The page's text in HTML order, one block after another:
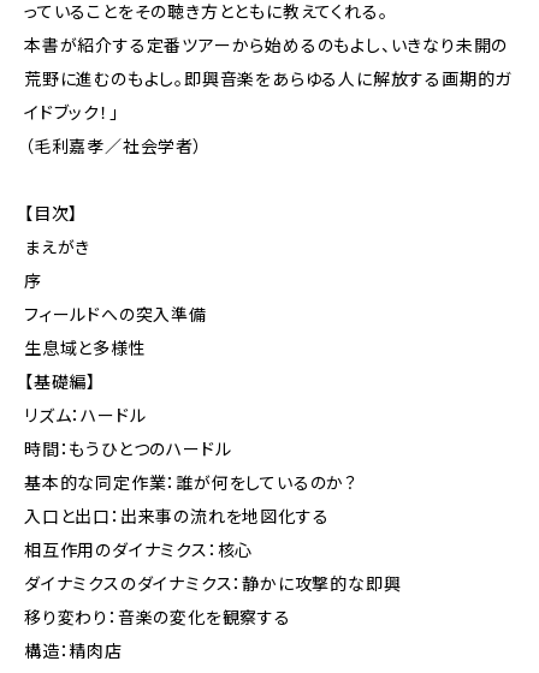
っていることをその聴き方とともに教えてくれる。
本書が紹介する定番ツアーから始めるのもよし、いきなり未開の
荒野に進むのもよし。即興音楽をあらゆる人に解放する画期的ガ
イドブック！」
（毛利嘉孝／社会学者）
【目次】
まえがき
序
フィールドへの突入準備
生息域と多様性
【基礎編】
リズム：ハードル
時間：もうひとつのハードル
基本的な同定作業：誰が何をしているのか？
入口と出口：出来事の流れを地図化する
相互作用のダイナミクス：核心
ダイナミクスのダイナミクス：静かに攻撃的な即興
移り変わり：音楽の変化を観察する
構造：精肉店